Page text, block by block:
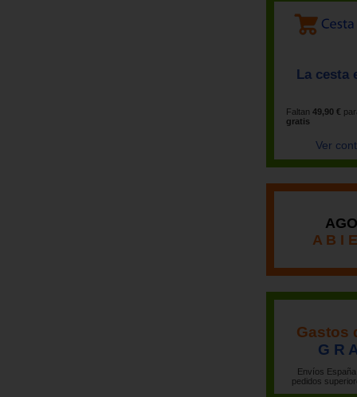
La cesta
Faltan 49,90 €
gratis
Ver
A B I
Gastos
G R
Envíos
pedidos